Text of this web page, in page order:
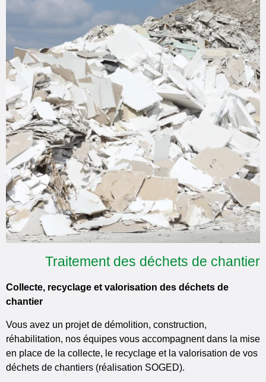
Traitement des déchets de chantier
Collecte, recyclage et valorisation des déchets de
chantier
Vous avez un projet de démolition, construction,
réhabilitation, nos équipes vous accompagnent dans la mise
en place de la collecte, le recyclage et la valorisation de vos
déchets de chantiers (réalisation SOGED).